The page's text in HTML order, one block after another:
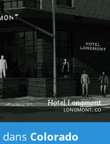
Hotel Longmont
LONGMONT, CO
dans Colorado